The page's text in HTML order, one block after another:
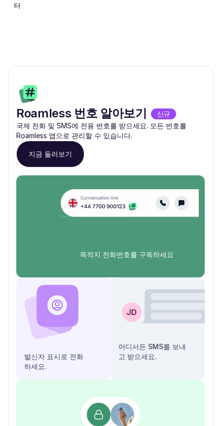
터
Roamless 번호 알아보기
신규
국제 전화 및 SMS에 전용 번호를 받으세요. 모든 번호를
Roamless 앱으로 관리할 수 있습니다.
지금 둘러보기
목적지 전화번호를 구독하세요
발신자 표시로 전화
하세요.
어디서든 SMS를 보내
고 받으세요.